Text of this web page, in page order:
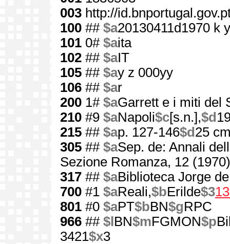
003 http://
100 ## $a20130411d1970 k
101 0# $aita
102 ## $aIT
105 ## $ay z 000yy
106 ## $ar
200 1# $aGarrett e i miti del
210 #9 $aNapoli$c[s.n.],$d
215 ## $ap. 127-146$d 25
305 ## $aSep. de: Annali
Sezione Romanza, 12 (1970)
317 ## $aBiblioteca Jorge
700 #1 $aReali,$bErilde$3
801 #0 $aPT$bBN$gRPC
966 ## $l BN$mFGMON$p
3421$x3